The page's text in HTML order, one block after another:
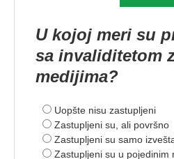
U kojoj meri su
sa invaliditetom
medijima?
Uopšte nisu zastupljeni
Zastupljeni su, ali površno
Zastupljeni su samo
Zastupljeni su u pojedinim